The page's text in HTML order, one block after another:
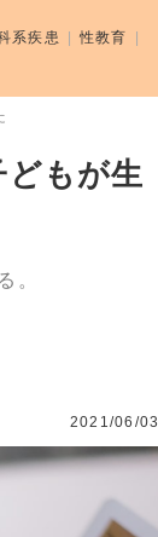
どもが生
。
2021/06/03
系疾患
性教育